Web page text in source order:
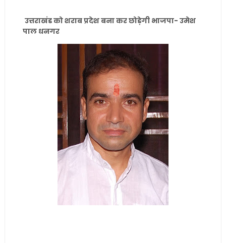
उत्तराखंड को शराब प्रदेश बना कर छोड़ेगी भाजपा- उमेश
पाल धनगर